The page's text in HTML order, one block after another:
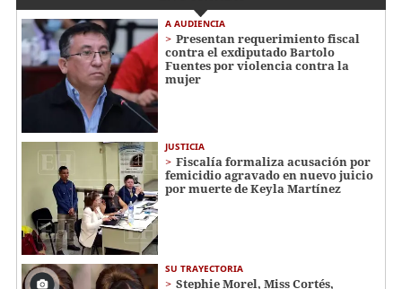
A AUDIENCIA
Presentan requerimiento fiscal
contra el exdiputado Bartolo
Fuentes por violencia contra la
mujer
JUSTICIA
Fiscalía formaliza acusación por
femicidio agravado en nuevo juicio
por muerte de Keyla Martínez
SU TRAYECTORIA
Stephie Morel, Miss Cortés,